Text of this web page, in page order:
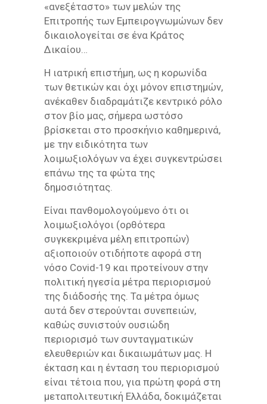
«ανεξέταστο» των μελών της
Επιτροπής των Εμπειρογνωμώνων δεν
δικαιολογείται σε ένα Κράτος
Δικαίου…
Η ιατρική επιστήμη, ως η κορωνίδα
των θετικών και όχι μόνον επιστημών,
ανέκαθεν διαδραμάτιζε κεντρικό ρόλο
στον βίο μας, σήμερα ωστόσο
βρίσκεται στο προσκήνιο καθημερινά,
με την ειδικότητα των
λοιμωξιολόγων να έχει συγκεντρώσει
επάνω της τα φώτα της
δημοσιότητας.
Είναι πανθομολογούμενο ότι οι
λοιμωξιολόγοι (ορθότερα
συγκεκριμένα μέλη επιτροπών)
αξιοποιούν οτιδήποτε αφορά στη
νόσο Covid-19 και προτείνουν στην
πολιτική ηγεσία μέτρα περιορισμού
της διάδοσής της. Τα μέτρα όμως
αυτά δεν στερούνται συνεπειών,
καθώς συνιστούν ουσιώδη
περιορισμό των συνταγματικών
ελευθεριών και δικαιωμάτων μας. Η
έκταση και η ένταση του περιορισμού
είναι τέτοια που, για πρώτη φορά στη
μεταπολιτευτική Ελλάδα, δοκιμάζεται